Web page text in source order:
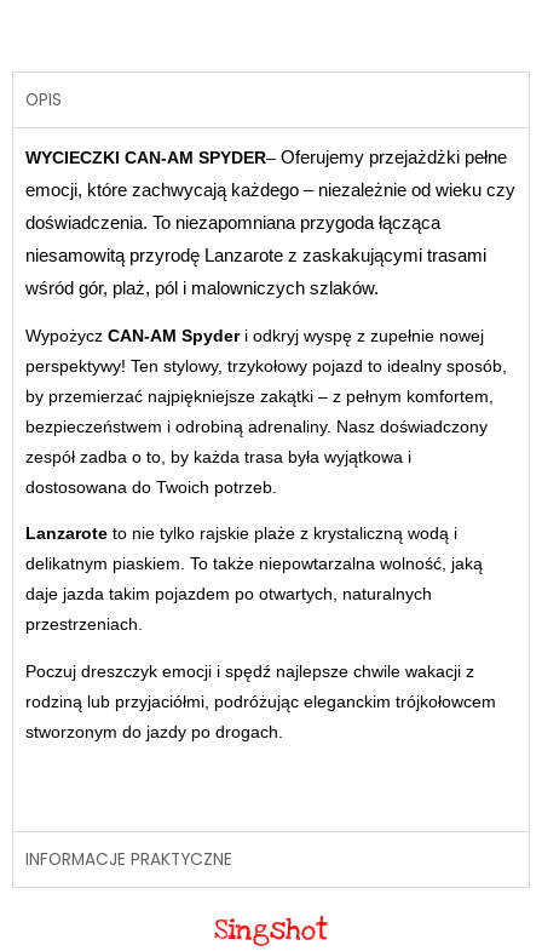
OPIS
WYCIECZKI CAN-AM SPYDER– Oferujemy przejażdżki pełne
emocji, które zachwycają każdego – niezależnie od wieku czy
doświadczenia. To niezapomniana przygoda łącząca
niesamowitą przyrodę Lanzarote z zaskakującymi trasami
wśród gór, plaż, pól i malowniczych szlaków.
Wypożycz CAN-AM Spyderi odkryj wyspę z zupełnie nowej
perspektywy! Ten stylowy, trzykołowy pojazd to idealny sposób,
by przemierzać najpiękniejsze zakątki – z pełnym komfortem,
bezpieczeństwem i odrobiną adrenaliny. Nasz doświadczony
zespół zadba o to, by każda trasa była wyjątkowa i
dostosowana do Twoich potrzeb.
Lanzarote to nie tylko rajskie plaże z krystaliczną wodą i
delikatnym piaskiem. To także niepowtarzalna wolność, jaką
daje jazda takim pojazdem po otwartych, naturalnych
przestrzeniach.
Poczuj dreszczyk emocji i spędź najlepsze chwile wakacji z
rodziną lub przyjaciółmi, podróżując eleganckim trójkołowcem
stworzonym do jazdy po drogach.
INFORMACJE PRAKTYCZNE
Singshot